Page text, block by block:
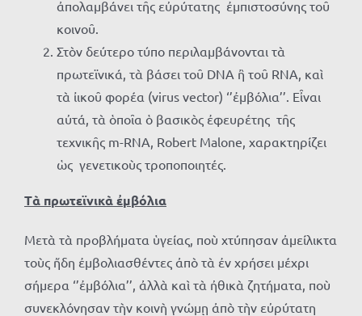
ἀπολαμβάνει τῆς εὐρύτατης ἐμπιστοσύνης τοῦ
κοινοῦ.
Στὸν δεύτερο τύπο περιλαμβάνονται τὰ
πρωτεϊνικά, τὰ βάσει τοῦ DNA ἢ τοῦ RNA, καὶ
τὰ ἰικοῦ φορέα (virus vector) ‘’ἐμβόλια’’. Εἶναι
αὐτά, τὰ ὁποῖα ὁ βασικὸς ἐφευρέτης τῆς
τεχνικῆς m-RNA, Robert Malone, χαρακτηρίζει
ὡς γενετικοὺς τροποποιητές.
Τὰ πρωτεϊνικὰ ἐμβόλια
Μετὰ τὰ προβλήματα ὑγείας, ποὺ χτύπησαν ἀμείλικτα
τοὺς ἤδη ἐμβολιασθέντες ἀπὸ τὰ ἐν χρήσει μέχρι
σήμερα ‘’ἐμβόλια’’, ἀλλὰ καὶ τὰ ἠθικὰ ζητήματα, ποὺ
συνεκλόνησαν τὴν κοινὴ γνώμῃ ἀπὸ τὴν εὐρύτατη